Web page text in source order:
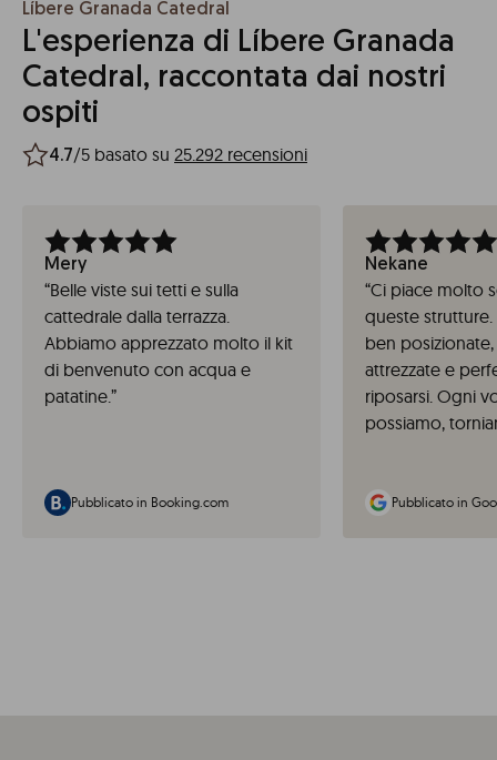
Líbere Granada Catedral
L'esperienza di Líbere Granada
Catedral, raccontata dai nostri
ospiti
4.7/5 basato su 25.292 recensioni
Mery
“Belle viste sui tetti e sulla
cattedrale dalla terrazza.
Abbiamo apprezzato molto il kit
di benvenuto con acqua e
patatine.”
Pubblicato in Booking.com
Nekane
“Ci piace molto
queste
ben
attrezzate e
riposarsi. Ogni
possiamo,
Pubblicato in